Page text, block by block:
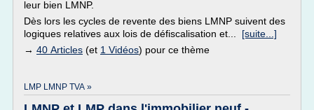
leur bien LMNP.
Dès lors les cycles de revente des biens LMNP suivent des
logiques relatives aux lois de défiscalisation et... [suite...]
→ 40 Articles (et 1 Vidéos) pour ce thème
LMP LMNP TVA »